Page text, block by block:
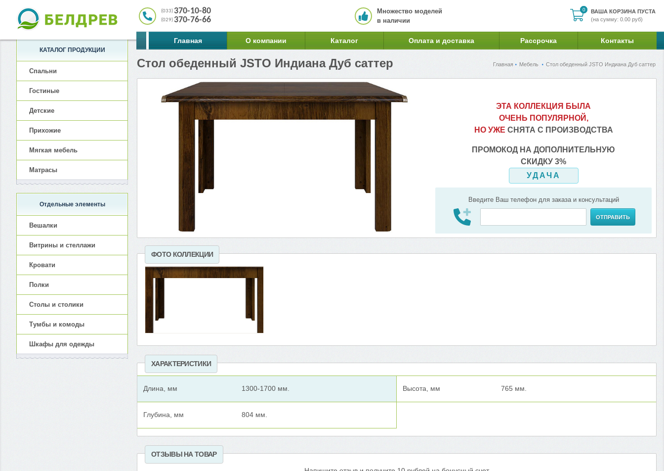
0
0
ВАША КОРЗИНА ПУСТА
(на сумму: 0.00 руб)
(033) 370-10-80
(029) 370-76-66
Множество моделей
в наличии
Главная О компании Каталог Оплата и доставка Рассрочка Контакты
Главная Мебель Стол обеденный JSTO Индиана Дуб саттер
Стол обеденный JSTO Индиана Дуб саттер
ЭТА КОЛЛЕКЦИЯ БЫЛА
ОЧЕНЬ ПОПУЛЯРНОЙ,
НО УЖЕ СНЯТА С ПРОИЗВОДСТВА
ПРОМОКОД НА ДОПОЛНИТЕЛЬНУЮ
СКИДКУ 3%
УДАЧА
Введите Ваш телефон для заказа и консультаций
ОТПРАВИТЬ
ФОТО КОЛЛЕКЦИИ
ХАРАКТЕРИСТИКИ
Длина, мм 1300-1700 мм.
Глубина, мм 804 мм.
Высота, мм 765 мм.
ОТЗЫВЫ НА ТОВАР
КАТАЛОГ ПРОДУКЦИИ
Спальни
Гостиные
Детские
Прихожие
Мягкая мебель
Матрасы
Отдельные элементы
Вешалки
Витрины и стеллажи
Кровати
Полки
Столы и столики
Тумбы и комоды
Шкафы для одежды